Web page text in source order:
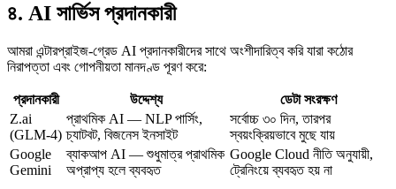
৪. AI সার্ভিস প্রদানকারী
আমরা এন্টারপ্রাইজ-গ্রেড AI প্রদানকারীদের সাথে অংশীদারিত্ব করি যারা কঠোর
নিরাপত্তা এবং গোপনীয়তা মানদণ্ড পূরণ করে:
প্রদানকারী উদ্দেশ্য
ডেটা সংরক্ষণ
Z.ai
(GLM-4)
প্রাথমিক AI — NLP পার্সিং,
চ্যাটবট, বিজনেস ইনসাইট
সর্বোচ্চ ৩০ দিন, তারপর
স্বয়ংক্রিয়ভাবে মুছে যায়
Google
Gemini
ব্যাকআপ AI — শুধুমাত্র প্রাথমিক
অপ্রাপ্য হলে ব্যবহৃত
Google Cloud নীতি অনুযায়ী,
ট্রেনিংয়ে ব্যবহৃত হয় না